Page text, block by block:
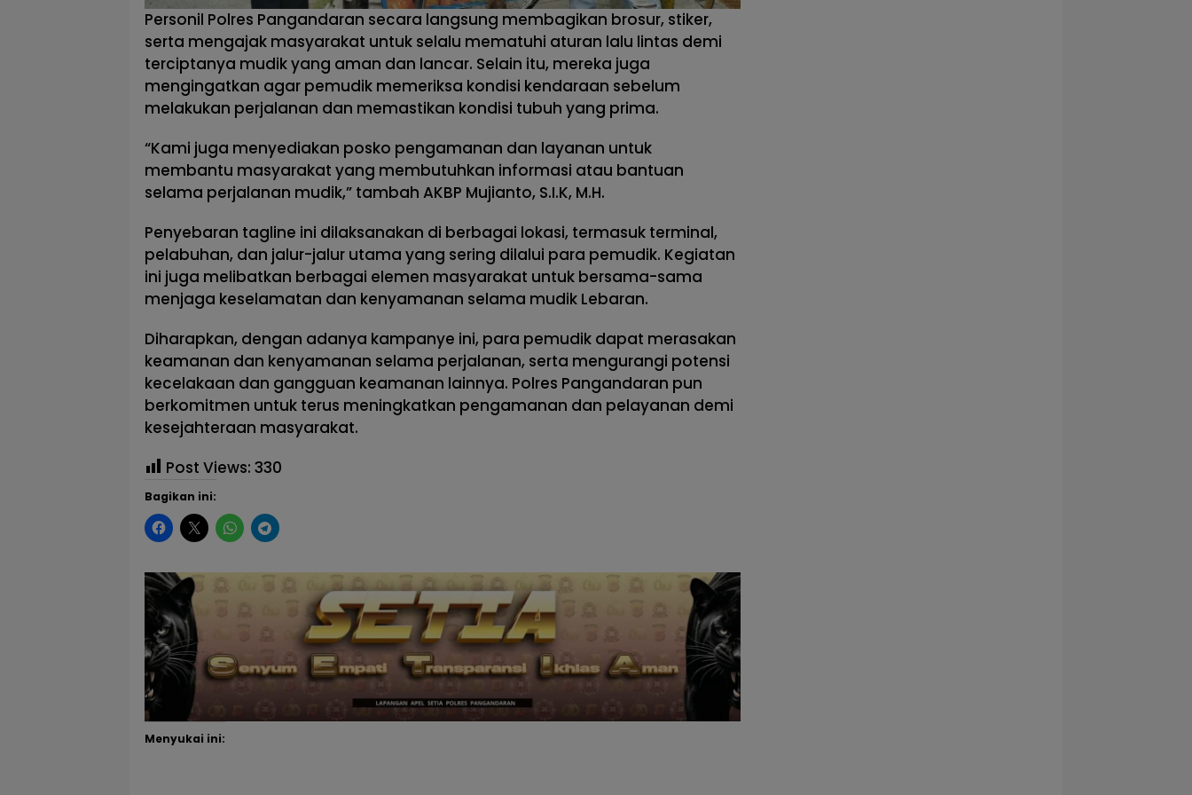
Personil Polres Pangandaran secara langsung membagikan brosur, stiker,
serta mengajak masyarakat untuk selalu mematuhi aturan lalu lintas demi
terciptanya mudik yang aman dan lancar. Selain itu, mereka juga
mengingatkan agar pemudik memeriksa kondisi kendaraan sebelum
melakukan perjalanan dan memastikan kondisi tubuh yang prima.
“Kami juga menyediakan posko pengamanan dan layanan untuk
membantu masyarakat yang membutuhkan informasi atau bantuan
selama perjalanan mudik,” tambah AKBP Mujianto, S.I.K, M.H.
Penyebaran tagline ini dilaksanakan di berbagai lokasi, termasuk terminal,
pelabuhan, dan jalur-jalur utama yang sering dilalui para pemudik. Kegiatan
ini juga melibatkan berbagai elemen masyarakat untuk bersama-sama
menjaga keselamatan dan kenyamanan selama mudik Lebaran.
Diharapkan, dengan adanya kampanye ini, para pemudik dapat merasakan
keamanan dan kenyamanan selama perjalanan, serta mengurangi potensi
kecelakaan dan gangguan keamanan lainnya. Polres Pangandaran pun
berkomitmen untuk terus meningkatkan pengamanan dan pelayanan demi
kesejahteraan masyarakat.
Post Views: 330
Bagikan ini:
Menyukai ini: